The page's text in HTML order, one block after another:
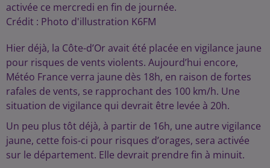
activée ce mercredi en fin de journée.
Crédit : Photo d'illustration K6FM
Hier déjà, la Côte-d’Or avait été placée en vigilance jaune
pour risques de vents violents. Aujourd’hui encore,
Météo France verra jaune dès 18h, en raison de fortes
rafales de vents, se rapprochant des 100 km/h. Une
situation de vigilance qui devrait être levée à 20h.
Un peu plus tôt déjà, à partir de 16h, une autre vigilance
jaune, cette fois-ci pour risques d’orages, sera activée
sur le département. Elle devrait prendre fin à minuit.